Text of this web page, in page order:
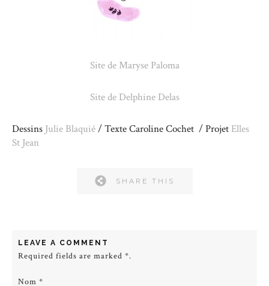
Site de Maryse Paloma
Site de Delphine Delas
Dessins Julie Blaquié/ Texte Caroline Cochet / Projet Elles
St Jean
SHARE THIS
LEAVE A COMMENT
Required fields are marked *.
Nom *